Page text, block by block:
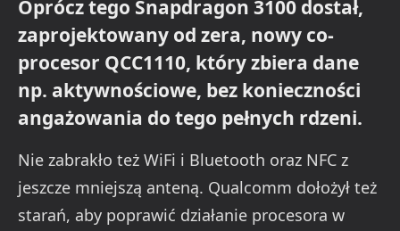
Oprócz tego Snapdragon 3100 dostał,
zaprojektowany od zera, nowy co-
procesor QCC1110, który zbiera dane
np. aktywnościowe, bez konieczności
angażowania do tego pełnych rdzeni.
Nie zabrakło też WiFi i Bluetooth oraz NFC z
jeszcze mniejszą anteną. Qualcomm dołożył też
starań, aby poprawić działanie procesora w